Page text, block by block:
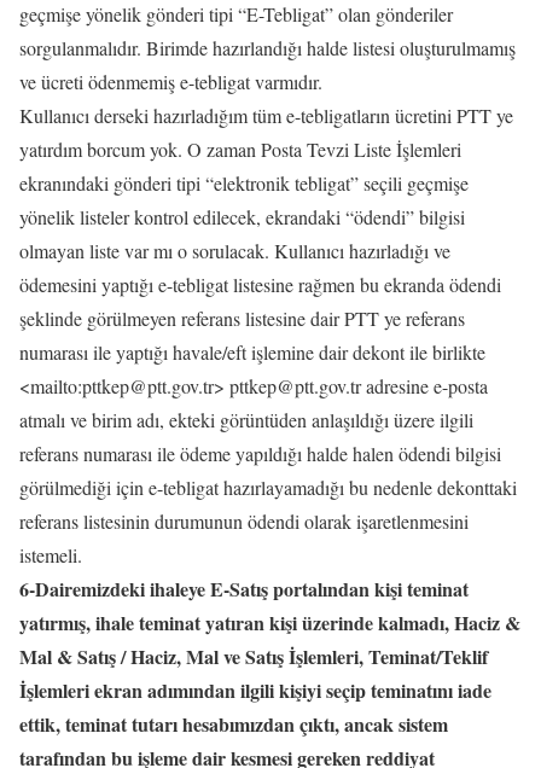
geçmişe yönelik gönderi tipi “E-Tebligat” olan gönderiler
sorgulanmalıdır. Birimde hazırlandığı halde listesi oluşturulmamış
ve ücreti ödenmemiş e-tebligat varmıdır.
Kullanıcı derseki hazırladığım tüm e-tebligatların ücretini PTT ye
yatırdım borcum yok. O zaman Posta Tevzi Liste İşlemleri
ekranındaki gönderi tipi “elektronik tebligat” seçili geçmişe
yönelik listeler kontrol edilecek, ekrandaki “ödendi” bilgisi
olmayan liste var mı o sorulacak. Kullanıcı hazırladığı ve
ödemesini yaptığı e-tebligat listesine rağmen bu ekranda ödendi
şeklinde görülmeyen referans listesine dair PTT ye referans
numarası ile yaptığı havale/eft işlemine dair dekont ile birlikte
<mailto:pttkep@ptt.gov.tr> pttkep@ptt.gov.tr adresine e-posta
atmalı ve birim adı, ekteki görüntüden anlaşıldığı üzere ilgili
referans numarası ile ödeme yapıldığı halde halen ödendi bilgisi
görülmediği için e-tebligat hazırlayamadığı bu nedenle dekonttaki
referans listesinin durumunun ödendi olarak işaretlenmesini
istemeli.
6-Dairemizdeki ihaleye E-Satış portalından kişi teminat
yatırmış, ihale teminat yatıran kişi üzerinde kalmadı, Haciz &
Mal & Satış / Haciz, Mal ve Satış İşlemleri, Teminat/Teklif
İşlemleri ekran adımından ilgili kişiyi seçip teminatını iade
ettik, teminat tutarı hesabımızdan çıktı, ancak sistem
tarafından bu işleme dair kesmesi gereken reddiyat